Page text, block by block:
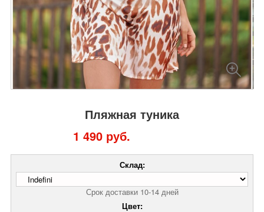
Пляжная туника
1 490 руб.
Склад:
Срок доставки 10-14 дней
Цвет: